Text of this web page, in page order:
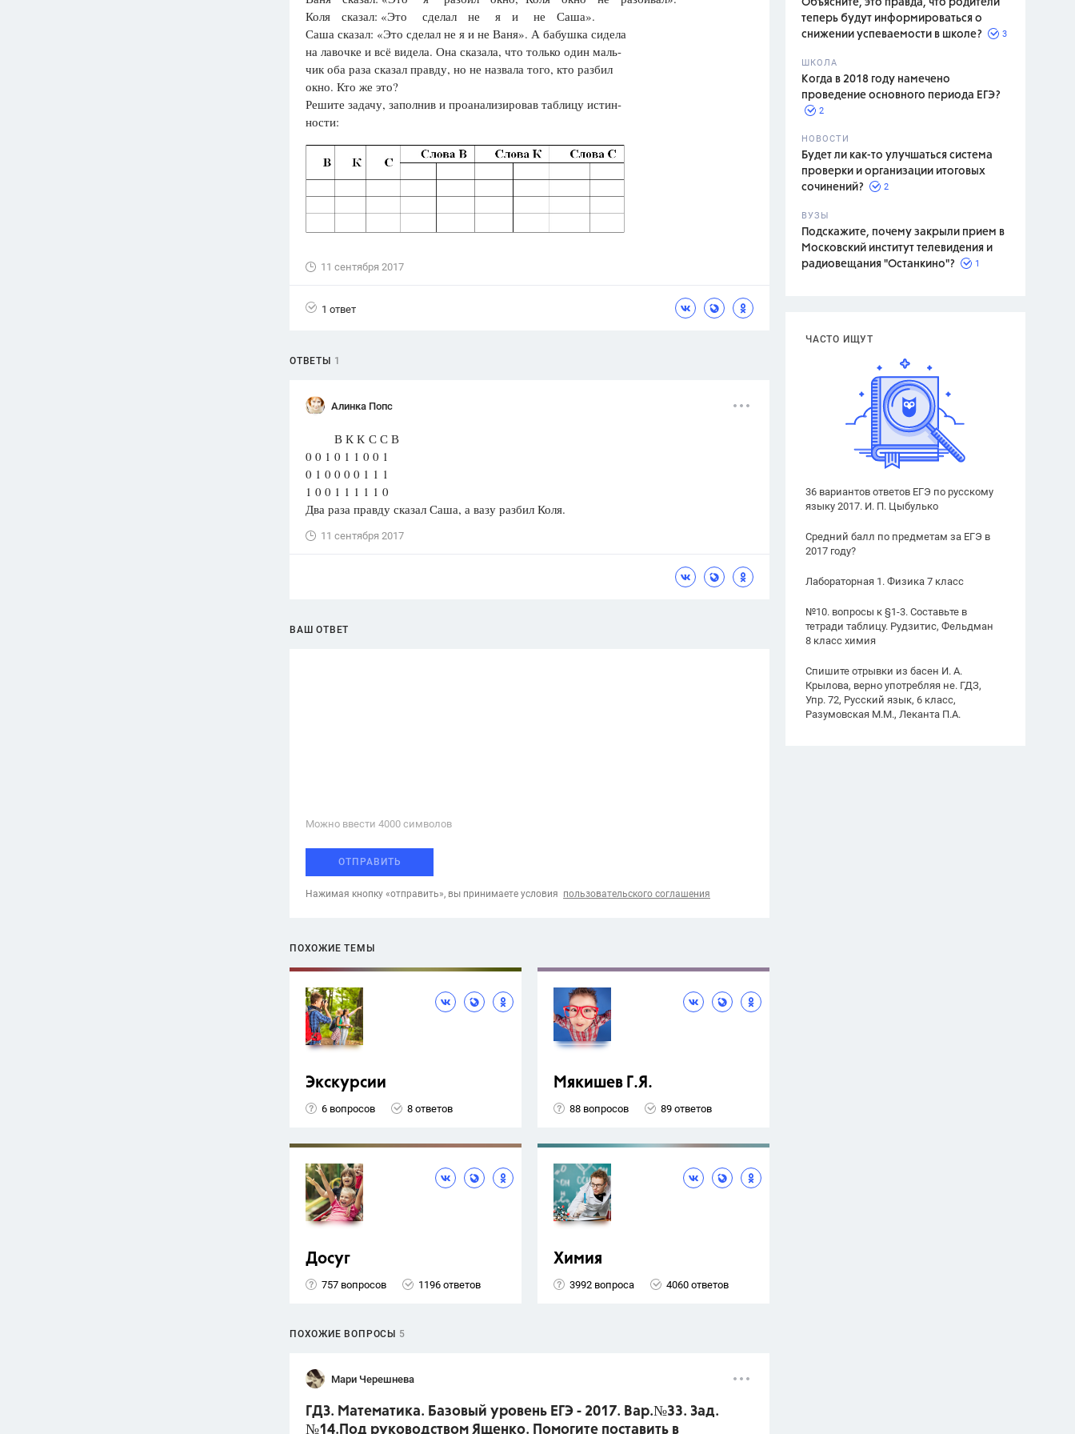
1752 ответа
Олимпиады
ответа
ответов
Цветков Л. А.
Психология
Отношения,Любовь,
ПОКАЗАТЬ ВСЕ
Объясните, это правда, что родители
теперь будут информироваться о
снижении успеваемости в школе?
3
ШКОЛА
Когда в 2018 году намечено
проведение основного периода ЕГЭ?
2
НОВОСТИ
Будет ли как-то улучшаться система
проверки и организации итоговых
сочинений?
2
ВУЗЫ
Подскажите, почему закрыли прием в
Московский институт телевидения и
радиовещания "Останкино"?
1
ЧАСТО ИЩУТ
36 вариантов ответов ЕГЭ по русскому
языку 2017. И. П. Цыбулько
Средний балл по предметам за ЕГЭ в
2017 году?
Лабораторная 1. Физика 7 класс
№10. вопросы к §1-3. Составьте в
тетради таблицу. Рудзитис, Фельдман
8 класс химия
Спишите отрывки из басен И. А.
Крылова, верно употребляя не. ГДЗ,
Упр. 72, Русский язык, 6 класс,
Разумовская М.М., Леканта П.А.
Коля сказал: «Это сделал не я и не Саша».
Саша сказал: «Это сделал не я и не Ваня». А бабушка сидела
на лавочке и всё видела. Она сказала, что только один маль-
чик оба раза сказал правду, но не назвала того, кто разбил
окно. Кто же это?
Решите задачу, заполнив и проанализировав таблицу истин-
ности:
11 сентября 2017
1 ответ
ОТВЕТЫ 1
Алинка Попс
В К К С С В
0 0 1 0 1 1 0 0 1
0 1 0 0 0 0 1 1 1
1 0 0 1 1 1 1 1 0
Два раза правду сказал Саша, а вазу разбил Коля.
11 сентября 2017
ВАШ ОТВЕТ
Можно ввести 4000 cимволов
ОТПРАВИТЬ
Нажимая кнопку «отправить», вы принимаете условия пользовательского соглашения
ПОХОЖИЕ ТЕМЫ
Экскурсии
6 вопросов 8 ответов
Мякишев Г.Я.
88 вопросов 89 ответов
Досуг
757 вопросов 1196 ответов
Химия
3992 вопроса 4060 ответов
ПОХОЖИЕ ВОПРОСЫ 5
Мари Черешнева
ГДЗ. Математика. Базовый уровень ЕГЭ - 2017. Вар.№33. Зад.
№14.Под руководством Ященко. Помогите поставить в